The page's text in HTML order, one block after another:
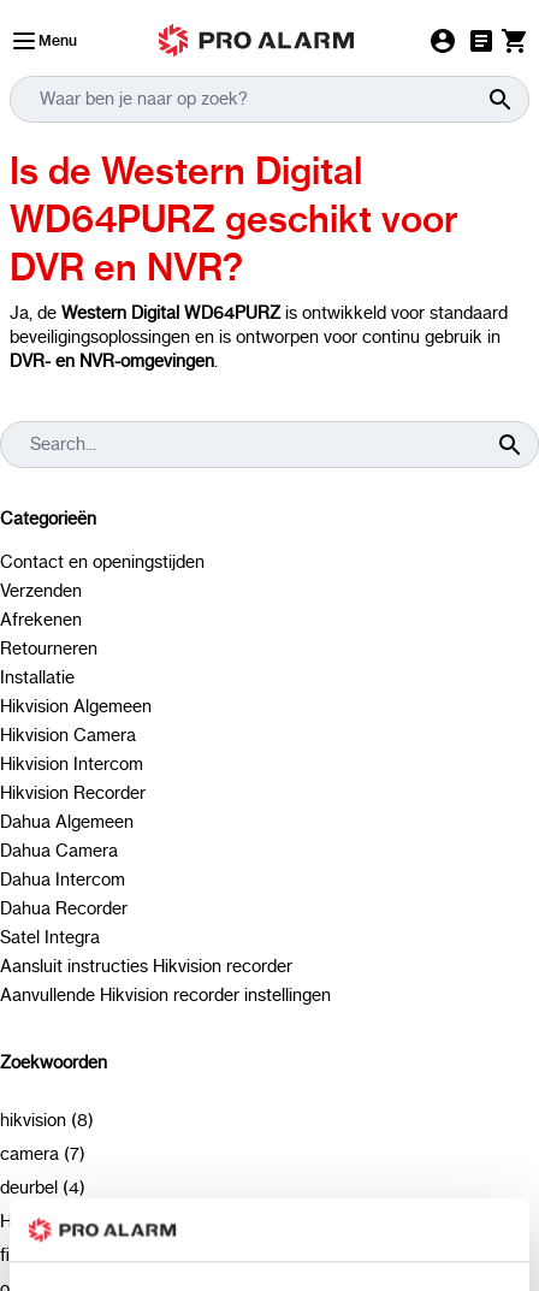
Menu
Is de Western Digital
WD64PURZ geschikt voor
DVR en NVR?
Ja, de Western Digital WD64PURZis ontwikkeld voor standaard
beveiligingsoplossingen en is ontworpen voor continu gebruik in
DVR- en NVR-omgevingen.
Categorieën
Contact en openingstijden
Verzenden
Afrekenen
Retourneren
Installatie
Hikvision Algemeen
Hikvision Camera
Hikvision Intercom
Hikvision Recorder
Dahua Algemeen
Dahua Camera
Dahua Intercom
Dahua Recorder
Satel Integra
Aansluit instructies Hikvision recorder
Aanvullende Hikvision recorder instellingen
Zoekwoorden
hikvision (8)
camera (7)
deurbel (4)
Hikvision (3)
firmware (3)